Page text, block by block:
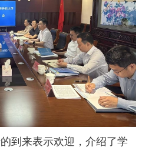
到来表示欢迎，介绍了学